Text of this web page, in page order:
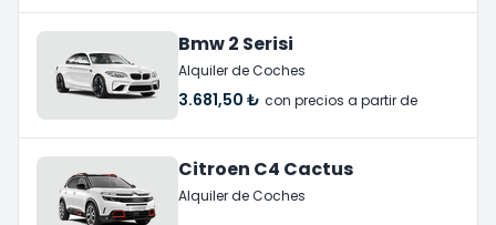
Bmw 2 Serisi
Alquiler de Coches
3.681,50 ₺ con precios a partir de
Citroen C4 Cactus
Alquiler de Coches